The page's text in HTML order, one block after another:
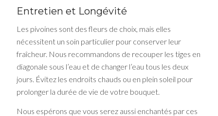
Entretien et Longévité
Les pivoines sont des fleurs de choix, mais elles
nécessitent un soin particulier pour conserver leur
fraîcheur. Nous recommandons de recouper les tiges en
diagonale sous l’eau et de changer l’eau tous les deux
jours. Évitez les endroits chauds ou en plein soleil pour
prolonger la durée de vie de votre bouquet.
Nous espérons que vous serez aussi enchantés par ces